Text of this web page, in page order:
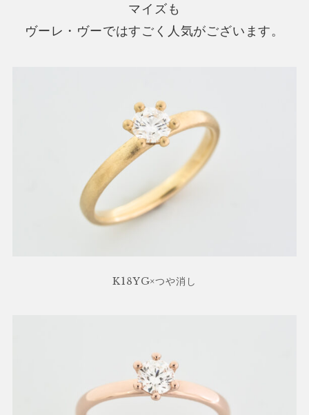
マイズも
ヴーレ・ヴーではすごく人気がございます。
K18YG×つや消し